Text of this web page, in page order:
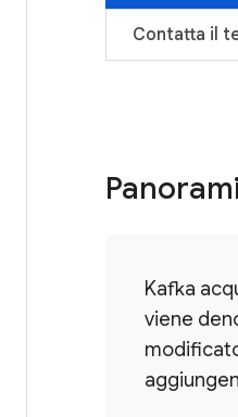
Contatta il
Kafka
viene